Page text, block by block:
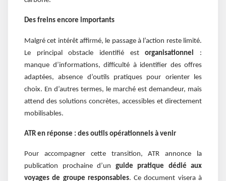
Des freins encore importants
Malgré cet intérêt affirmé, le passage à l’action reste limité.
Le principal obstacle identifié estorganisationnel
:
manque d’informations, difficulté à identifier des offres
adaptées, absence d’outils pratiques pour orienter les
choix. En d’autres termes, le marché est demandeur, mais
attend des solutions concrètes, accessibles et directement
mobilisables.
ATR en réponse : des outils opérationnels à venir
Pour accompagner cette transition, ATR annonce la
publication prochaine d’un guide pratique dédié aux
voyages de groupe responsables. Ce document visera à